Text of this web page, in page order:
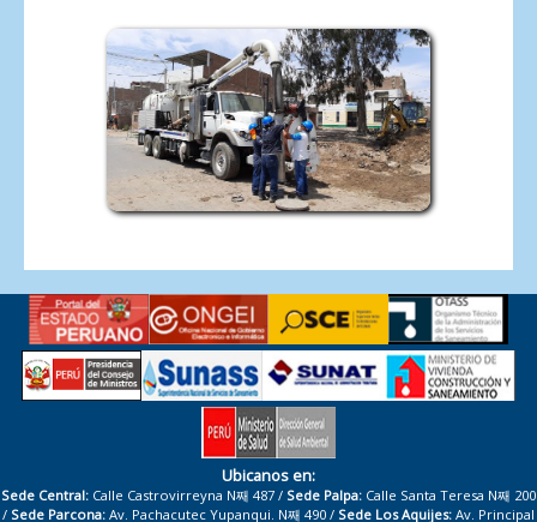
Ubicanos en:
Sede Central: Calle Castrovirreyna N째 487 / Sede Palpa: Calle Santa Teresa N째 200
/ Sede Parcona: Av. Pachacutec Yupanqui. N째 490 / Sede Los Aquijes: Av. Principal